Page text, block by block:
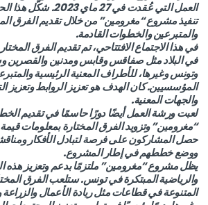
العمل التي عُقدت في
تنفيذ مشروع “مغرومين” من خلال تقديم الفرق
والمتبرعين والخطوات القادمة.
في هذا الاجتماع الافتتاحي، تم تقديم الفرق
في البلاد مثل صفاقس وقابس ومدنين والقصرين
وتونس وغيرها، للأطراف المعنية الرئيسية
المؤسسيين. كان الهدف هو تعزيز الروابط وتعزيز
والجهات المعنية.
لعبت ورشة العمل أيضًا دورًا حاسمًا في تقديم
“مغرومين” وتزويد الفرق المختارة بمعلومات
حصل المشاركون على فرصة لتبادل الأفكار
ووضع خططهم في إطار المشروع.
يظل مشروع “مغرومين” ملتزمًا بدعم وتعزيز هذه
والرياضية المبتكرة في تونس. ستلعب الفرق
المتنوعة في قطاعات مثل ريادة الأعمال والزراعة